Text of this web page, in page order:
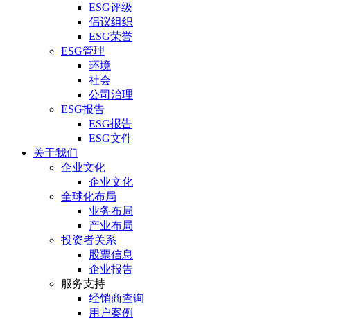
ESG评级
倡议组织
ESG荣誉
ESG管理
环境
社会
公司治理
ESG报告
ESG报告
ESG文件
关于我们
企业文化
企业文化
全球化布局
业务布局
产业布局
投资者关系
股票信息
企业报告
服务支持
经销商查询
用户案例